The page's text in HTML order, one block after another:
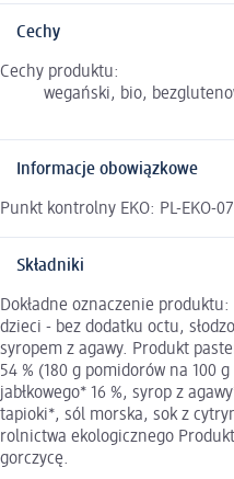
Cechy
Cechy produktu:
wegański, bio,
Informacje obowiązkowe
Punkt kontrolny EKO: PL-EKO-07
Składniki
Dokładne oznaczenie
dzieci - bez dodatku octu,
syropem z agawy. Produkt
54 % (180 g pomidorów na 100
jabłkowego* 16 %, syrop z
tapioki*, sól morska, sok z
rolnictwa ekologicznego
gorczycę.